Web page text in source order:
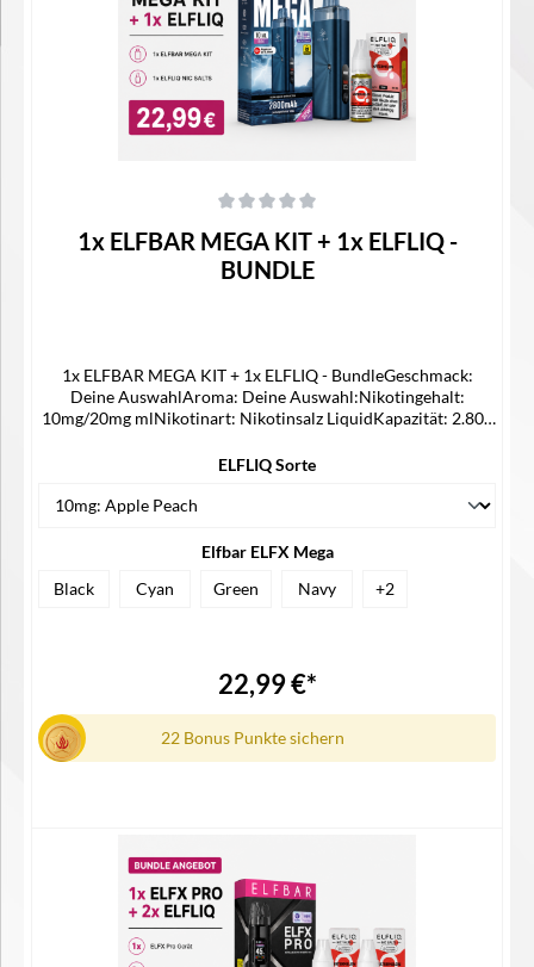
1x ELFBAR MEGA KIT + 1x ELFLIQ -
BUNDLE
1x ELFBAR MEGA KIT + 1x ELFLIQ - BundleGeschmack:
Deine AuswahlAroma: Deine Auswahl:Nikotingehalt:
10mg/20mg mlNikotinart: Nikotinsalz LiquidKapazität: 2.800
WattWiderstand der integrierten Dual Mesh Coil: 0,6
1AZugautomatikFarbdisplayTankvolumen: 10 mlAirflow
ELFBAR MEGA1x ELFLIQ
ELFLIQ Sorte
Elfbar ELFX Mega
Black
Cyan Green Navy +2
22,99 €*
22 Bonus Punkte sichern
Details